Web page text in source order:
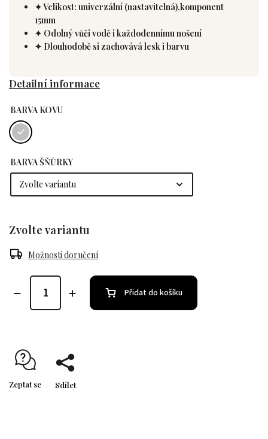
✦ Velikost: univerzální (nastavitelná),komponent
15mm
✦ Odolný vůči vodě i každodennímu nošení
✦ Dlouhodobě si zachovává lesk i barvu
Detailní informace
BARVA KOVU
BARVA ŠŇŮRKY
Zvolte variantu
Možnosti doručení
Přidat do košíku
Zeptat se Sdílet